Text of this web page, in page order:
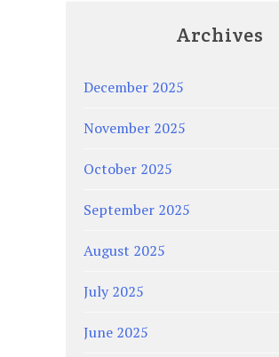
Archives
December 2025
November 2025
October 2025
September 2025
August 2025
July 2025
June 2025